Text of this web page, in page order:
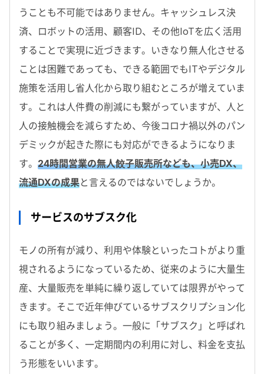
うことも不可能ではありません。キャッシュレス決
済、ロボットの活用、顧客ID、その他IoTを広く活用
することで実現に近づきます。いきなり無人化させる
ことは困難であっても、できる範囲でもITやデジタル
施策を活用し省人化から取り組むところが増えていま
す。これは人件費の削減にも繋がっていますが、人と
人の接触機会を減らすため、今後コロナ禍以外のパン
デミックが起きた際にも対応ができるようになりま
す。 24時間営業の無人餃子販売所なども、小売DX、
流通DXの成果と言えるのではないでしょうか。
サービスのサブスク化
モノの所有が減り、利用や体験といったコトがより重
視されるようになっているため、従来のように大量生
産、大量販売を単純に繰り返していては限界がやって
きます。そこで近年伸びているサブスクリプション化
にも取り組みましょう。一般に「サブスク」と呼ばれ
ることが多く、一定期間内の利用に対し、料金を支払
う形態をいいます。